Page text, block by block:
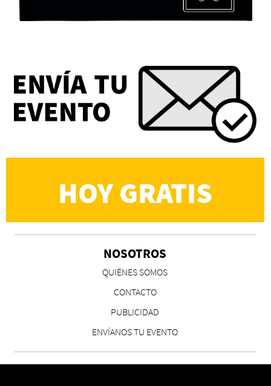
Eva Valero Juan: "Una mirada que construía un
universo donde lo único verdaderamente
importante eran los amigos y la literatura"
Martín Carrasco
CS, de José María Salazar
Invitadxs EnLima
HOY GRATIS
NOSOTROS
QUIÉNES SOMOS
CONTACTO
PUBLICIDAD
ENVÍANOS TU EVENTO